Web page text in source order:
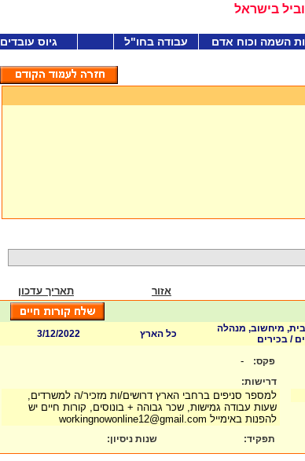
בישראל
השמה וכוח אדם עבודה בחו"ל גיוס עובדים
אזור תאריך עדכון
מיחשוב, מנהלה
/ בכירים
כל הארץ
3/12/2022
פקס: -
דרישות:
למספר סניפים ברחבי הארץ דרושים/ות מזכיר/ה למשרדים,
שעות עבודה גמישות, שכר גבוהה + בונוסים, קורות חיים יש
להפנות באימייל workingnowonline12@gmail.com
תפקיד: שנות ניסיון: